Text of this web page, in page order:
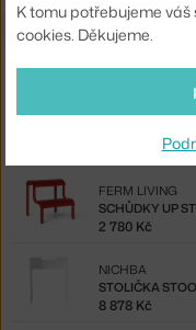
&TRADITION
SCHŮDKY UP
FERM LIVING
2 780 Kč
STOLIČKA
NICHBA
8 878 Kč
K tomu potřebujeme
cookies. Děkujeme.